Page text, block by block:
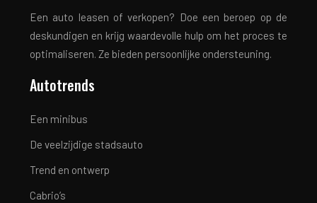
Een auto leasen of verkopen? Doe een beroep op de
deskundigen en krijg waardevolle hulp om het proces te
optimaliseren. Ze bieden persoonlijke ondersteuning.
Autotrends
Een minibus
De veelzijdige stadsauto
Trend en ontwerp
Cabrio’s